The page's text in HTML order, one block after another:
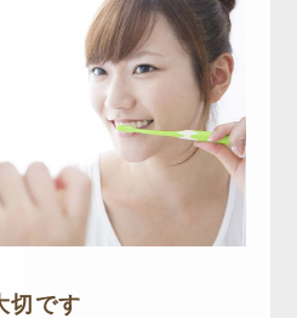
切です